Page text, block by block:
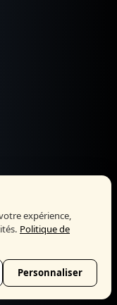
expérience,
Politique de
Personnaliser